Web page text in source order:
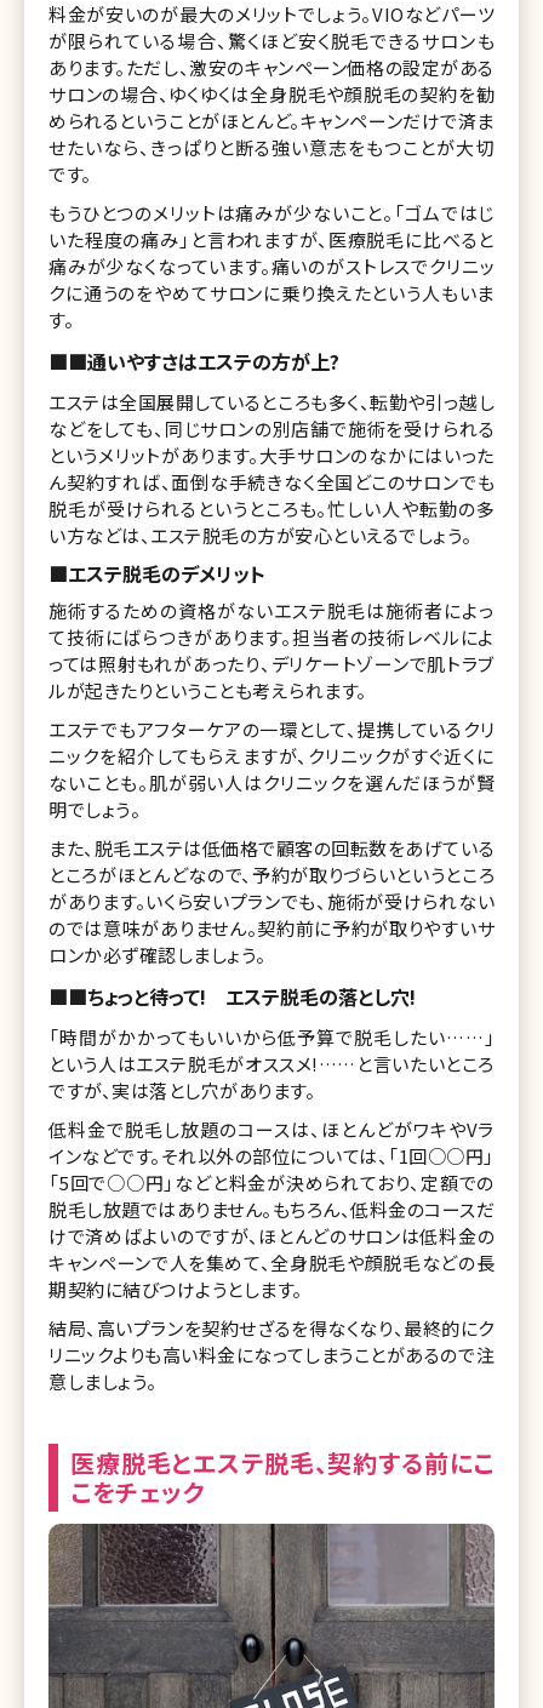
料金が安いのが最大のメリットでしょう。VIOなどパーツ
が限られている場合、驚くほど安く脱毛できるサロンも
あります。ただし、激安のキャンペーン価格の設定がある
サロンの場合、ゆくゆくは全身脱毛や顔脱毛の契約を勧
められるということがほとんど。キャンペーンだけで済ま
せたいなら、きっぱりと断る強い意志をもつことが大切
です。
もうひとつのメリットは痛みが少ないこと。「ゴムではじ
いた程度の痛み」と言われますが、医療脱毛に比べると
痛みが少なくなっています。痛いのがストレスでクリニッ
クに通うのをやめてサロンに乗り換えたという人もいま
す。
■■通いやすさはエステの方が上?
エステは全国展開しているところも多く、転勤や引っ越し
などをしても、同じサロンの別店舗で施術を受けられる
というメリットがあります。大手サロンのなかにはいった
ん契約すれば、面倒な手続きなく全国どこのサロンでも
脱毛が受けられるというところも。忙しい人や転勤の多
い方などは、エステ脱毛の方が安心といえるでしょう。
■エステ脱毛のデメリット
施術するための資格がないエステ脱毛は施術者によっ
て技術にばらつきがあります。担当者の技術レベルによ
っては照射もれがあったり、デリケートゾーンで肌トラブ
ルが起きたりということも考えられます。
エステでもアフターケアの一環として、提携しているクリ
ニックを紹介してもらえますが、クリニックがすぐ近くに
ないことも。肌が弱い人はクリニックを選んだほうが賢
明でしょう。
また、脱毛エステは低価格で顧客の回転数をあげている
ところがほとんどなので、予約が取りづらいというところ
があります。いくら安いプランでも、施術が受けられない
のでは意味がありません。契約前に予約が取りやすいサ
ロンか必ず確認しましょう。
■■ちょっと待って! エステ脱毛の落とし穴!
「時間がかかってもいいから低予算で脱毛したい……」
という人はエステ脱毛がオススメ!……と言いたいところ
ですが、実は落とし穴があります。
低料金で脱毛し放題のコースは、ほとんどがワキやVラ
インなどです。それ以外の部位については、「1回○○円」
「5回で○○円」などと料金が決められており、定額での
脱毛し放題ではありません。もちろん、低料金のコースだ
けで済めばよいのですが、ほとんどのサロンは低料金の
キャンペーンで人を集めて、全身脱毛や顔脱毛などの長
期契約に結びつけようとします。
結局、高いプランを契約せざるを得なくなり、最終的にク
リニックよりも高い料金になってしまうことがあるので注
意しましょう。
医療脱毛とエステ脱毛、契約する前にこ
こをチェック